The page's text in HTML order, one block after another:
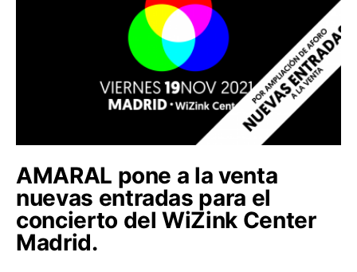
AMARAL pone a la venta
nuevas entradas para el
concierto del WiZink Center
Madrid.